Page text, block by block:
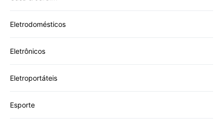
Eletrodomésticos
Eletrônicos
Eletroportáteis
Esporte